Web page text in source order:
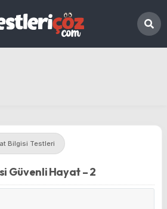
Bilgisi Testleri
Güvenli Hayat – 2